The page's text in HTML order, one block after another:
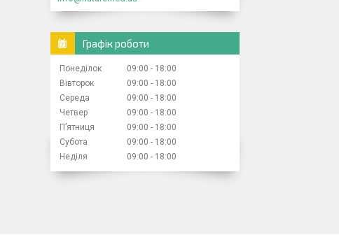
Графік роботи
Понеділок 09:00
18:00
Вівторок
09:00
18:00
Середа
09:00
18:00
Четвер
09:00
18:00
Пʼятниця
09:00
18:00
Субота
09:00
18:00
Неділя
09:00 18:00